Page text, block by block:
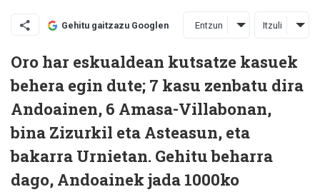
Gehitu gaitzazu Googlen Entzun Itzuli
Oro har eskualdean kutsatze kasuek
behera egin dute; 7 kasu zenbatu dira
Andoainen, 6 Amasa-Villabonan,
bina Zizurkil eta Asteasun, eta
bakarra Urnietan. Gehitu beharra
dago, Andoainek jada 1000ko